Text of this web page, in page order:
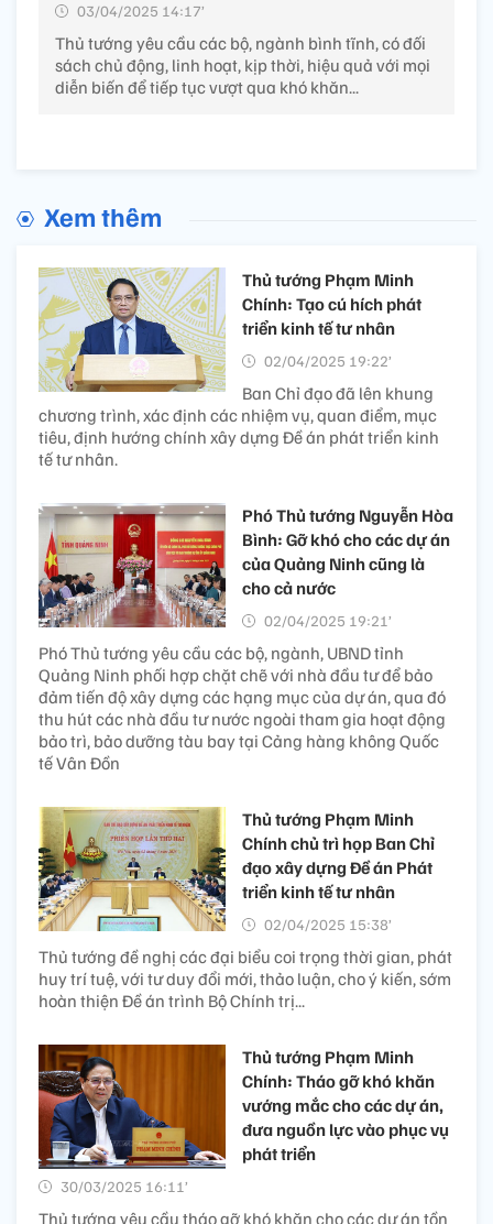
03/04/2025 14:17’
Thủ tướng yêu cầu các bộ, ngành bình tĩnh, có đối
sách chủ động, linh hoạt, kịp thời, hiệu quả với mọi
diễn biến để tiếp tục vượt qua khó khăn...
Xem thêm
Thủ tướng Phạm Minh
Chính: Tạo cú hích phát
triển kinh tế tư nhân
02/04/2025 19:22’
Ban Chỉ đạo đã lên khung
chương trình, xác định các nhiệm vụ, quan điểm, mục
tiêu, định hướng chính xây dựng Đề án phát triển kinh
tế tư nhân.
Phó Thủ tướng Nguyễn Hòa
Bình: Gỡ khó cho các dự án
của Quảng Ninh cũng là
cho cả nước
02/04/2025 19:21’
Phó Thủ tướng yêu cầu các bộ, ngành, UBND tỉnh
Quảng Ninh phối hợp chặt chẽ với nhà đầu tư để bảo
đảm tiến độ xây dựng các hạng mục của dự án, qua đó
thu hút các nhà đầu tư nước ngoài tham gia hoạt động
bảo trì, bảo dưỡng tàu bay tại Cảng hàng không Quốc
tế Vân Đồn
Thủ tướng Phạm Minh
Chính chủ trì họp Ban Chỉ
đạo xây dựng Đề án Phát
triển kinh tế tư nhân
02/04/2025 15:38’
Thủ tướng đề nghị các đại biểu coi trọng thời gian, phát
huy trí tuệ, với tư duy đổi mới, thảo luận, cho ý kiến, sớm
hoàn thiện Đề án trình Bộ Chính trị...
Thủ tướng Phạm Minh
Chính: Tháo gỡ khó khăn
vướng mắc cho các dự án,
đưa nguồn lực vào phục vụ
phát triển
30/03/2025 16:11’
Thủ tướng yêu cầu tháo gỡ khó khăn cho các dự án tồn